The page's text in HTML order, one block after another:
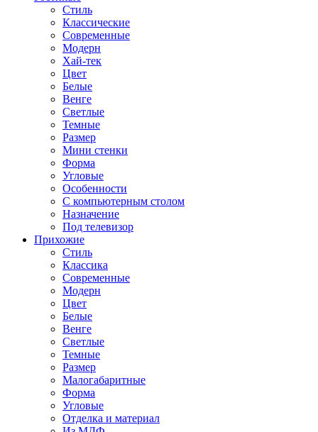
Стиль
Классические
Современные
Модерн
Хай-тек
Цвет
Белые
Венге
Светлые
Темные
Размер
Мини стенки
Форма
Угловые
Особенности
С компьютерным столом
Назначение
Под телевизор
Прихожие
Стиль
Классика
Современные
Модерн
Цвет
Белые
Венге
Светлые
Темные
Размер
Малогабаритные
Форма
Угловые
Отделка и материал